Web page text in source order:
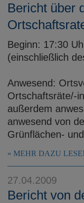
Bericht über
Beginn: 17:30
(einschließlich
Anwesend:
Ortschaftsräte/-
außerdem
anwesend von
Grünflächen-
MEHR DAZU
27.04.2009
Bericht von